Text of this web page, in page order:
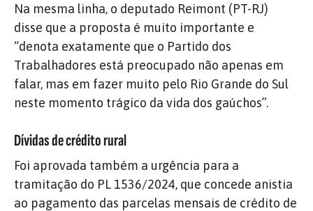
Na mesma linha, o deputado Reimont (PT-RJ)
disse que a proposta é muito importante e
“denota exatamente que o Partido dos
Trabalhadores está preocupado não apenas em
falar, mas em fazer muito pelo Rio Grande do Sul
neste momento trágico da vida dos gaúchos”.
Dívidas de crédito rural
Foi aprovada também a urgência para a
tramitação do PL 1536/2024, que concede anistia
ao pagamento das parcelas mensais de crédito de